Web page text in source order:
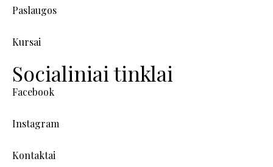
Paslaugos
Kursai
Socialiniai tinklai
Facebook
Instagram
Kontaktai